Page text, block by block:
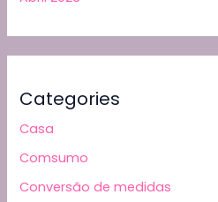
Categories
Casa
Comsumo
Conversão de medidas